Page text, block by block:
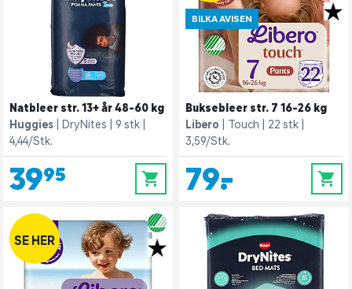
Natbleer str. 13+ år 48-60 kg
Huggies
DryNites
9 stk
4,44/Stk.
39,95 0
BILKA AVISEN
Buksebleer str. 7 16-26 kg
Libero
Touch
22 stk
3,59/Stk.
79,- 0
SE HER